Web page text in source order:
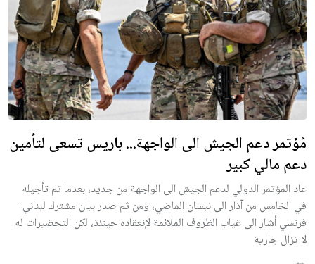
مُؤتمر دعم الجيش الى الواجهة... باريس تسعى لتأمين
دعم مالي كبير
عاد المؤتمر الدولي لدعم الجيش الى الواجهة من جديد، بعدما تم تأجيله
في الخامس من آذار الى نيسان الماضي، ومن ثم صدر بيان مشترك لبناني-
فرنسي أشار الى غياب الظروف الملائمة لإنعقاده حينئذ، لكن التحضيرات له
لا تزال جارية